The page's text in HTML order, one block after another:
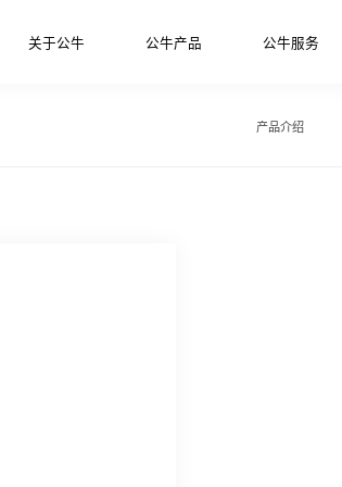
关于公牛 公牛产品 公牛服务
产品介绍